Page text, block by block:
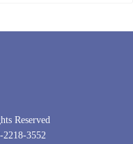
Reserved
3552